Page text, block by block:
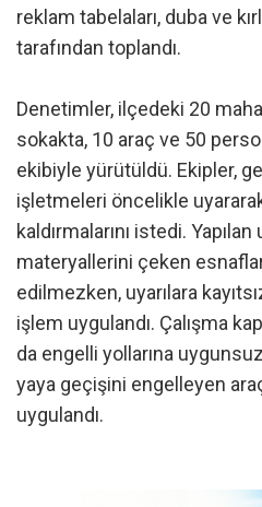
reklam tabelaları, duba ve
tarafından toplandı.
Denetimler, ilçedeki 20
sokakta, 10 araç ve 50
ekibiyle yürütüldü. Ekipler,
işletmeleri öncelikle
kaldırmalarını istedi.
materyallerini çeken
edilmezken, uyarılara
işlem uygulandı. Çalışma
da engelli yollarına
yaya geçişini engelleyen
uygulandı.